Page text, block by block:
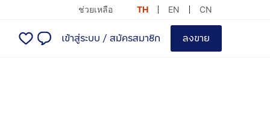
ช่วยเหลือ TH EN CN
เข้าสู่ระบบ / สมัครสมาชิก ลงขาย